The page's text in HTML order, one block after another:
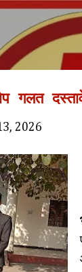
Skip
गलत
2026